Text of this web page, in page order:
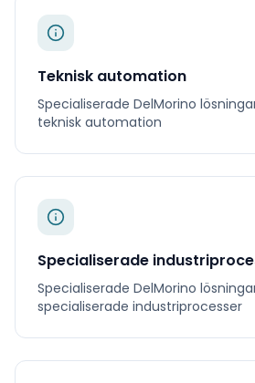
Teknisk automation
Specialiserade DelMorino
teknisk automation
Specialiserade
Specialiserade DelMorino
specialiserade industriprocesser